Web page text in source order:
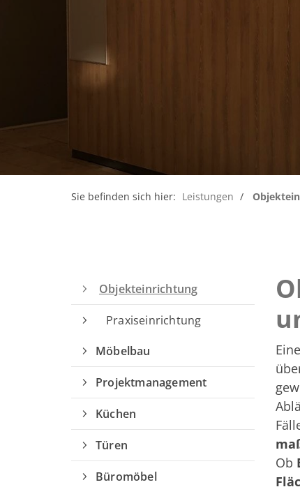
Sie befinden sich hier: Leistungen
Eine
Ob
Objekteinrichtung
Praxiseinrichtung
Möbelbau
Projektmanagement
Küchen
Türen
Büromöbel